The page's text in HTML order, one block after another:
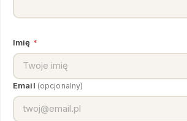
Imię *
Email (opcjonalny)